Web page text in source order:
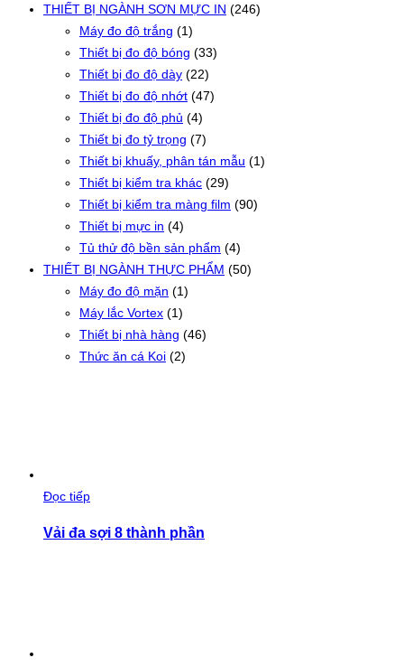
THIẾT BỊ NGÀNH SƠN MỰC IN (246)
Máy đo độ trắng (1)
Thiết bị đo độ bóng (33)
Thiết bị đo độ dày (22)
Thiết bị đo độ nhớt (47)
Thiết bị đo độ phủ (4)
Thiết bị đo tỷ trọng (7)
Thiết bị khuấy, phân tán mẫu (1)
Thiết bị kiểm tra khác (29)
Thiết bị kiểm tra màng film (90)
Thiết bị mực in (4)
Tủ thử độ bền sản phẩm (4)
THIẾT BỊ NGÀNH THỰC PHẨM (50)
Máy đo độ mặn (1)
Máy lắc Vortex (1)
Thiết bị nhà hàng (46)
Thức ăn cá Koi (2)
Đọc tiếp
Vải đa sợi 8 thành phần